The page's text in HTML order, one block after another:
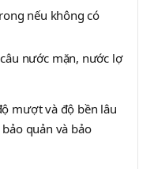
nếu không có
nước mặn, nước lợ
mượt và độ bền lâu
quản và bảo